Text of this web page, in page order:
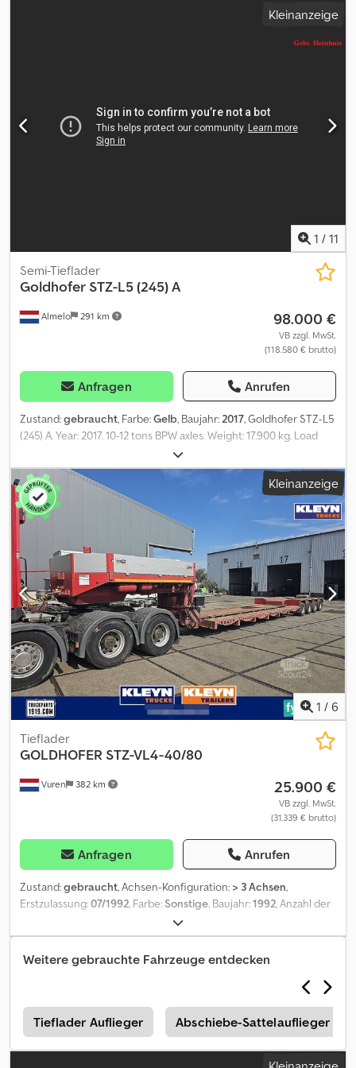
hydr. Rampen Dcodpfx Aswpknwecksk AUFLIEGER WURDE
luftgefederte Achsen • 3 x Lenkachsen • Hebe-/Senkanlage •
• Leergewicht: 15.900 kg • GG.: 48.000 kg (48.000 kg technisch
möglich) • Nutzlast: 32.100 kg • 4 x Achslastmanometer •
Zwillingsbereifung: 235/75 R17,5 - TÜV / HU und SP: !! neu !! -
Kleinanzeige
1 / 11
Almelo 291 km
Semi-Tieflader
Goldhofer STZ-L5 (245) A
98.000 €
VB zzgl. MwSt.
(118.580 € brutto)
Anfragen Anrufen
Zustand:gebraucht, Farbe:Gelb, Baujahr: 2017, Goldhofer STZ-L5
(245) A. Year: 2017. 10-12 tons BPW axles. Weight: 17.900 kg. Load
capacity: 52.100 kg. Max weight: 70.000 kg. Kingpin load: 20.000 kg.
8.10 meter extandable. Hydraulic from trailer works on hydraulic
from a truck. Airsuspension. Allu boards and toolbox on neck.
Powersteering 5 steering axles. Radio remote Control.
Dimmensions: Neck: L: 3700 mm. W: 2480 mm. H: 1500 mm. Kingpin
height: 1300 mm. Floor: L: 11.780 mm. W: 2750 mm. H: 900 mm. Tyres:
245/70R17,5 60-90%. German Trailer! Topcondition! ID NR: 583. The
General Terms and Conditions of Heinhuis are applicable to all
adverts, offers and quotations by Heinhuis, all agreements
entered into by Heinhuis and the negotiations preceding them.
By any form of response you accept the applicability of the
General Terms and Conditions of Heinhuis and you declare that
you have taken note of these General Terms and Conditions. Our
prices are export netto prices. Dsdpfx Aezn Nchjckeck = Weitere
Informationen = Baujahr: 2017 Leergewicht: 17.900 kg Zuladung:
52.100 kg zGG: 70.000 kg Ausziehbarer Aufbau: Ja =
Firmeninformationen = Für mehr Informationen:
Kleinanzeige
1 / 6
Vuren 382 km
Tieflader
GOLDHOFER STZ-VL4-40/80
25.900 €
VB zzgl. MwSt.
(31.339 € brutto)
Anfragen Anrufen
Zustand:gebraucht, Achsen-Konfiguration: > 3 Achsen,
Erstzulassung:07/1992, Farbe:Sonstige, Baujahr:1992, Anzahl der
Achsen: 4, Eigengewicht: 20800 kg, Bruttogewicht: 64000 kg,
Federungstyp: Luftfederung = Weitere Informationen =
Allgemeine Informationen Kabine: Tag Kennzeichen: KLEYN1
Technische Informationen Kraftstofftyp: Diesel Getriebe:
Schaltgetriebe Dcedpfezmd Upex Acksk Gewichte Leergewicht:
20.800 kg Zuladung: 43.200 kg zGG: 64.000 kg Umwelt
Emissionsklasse: Euro 0 Zustand Allgemeiner Zustand: sehr
schlecht Technischer Zustand: sehr schlecht Optischer Zustand:
sehr schlecht Schäden: keines = Firmeninformationen = Kleyn
Weitere gebrauchte Fahrzeuge entdecken
Tieflader Auflieger Abschiebe-Sattelauflieger